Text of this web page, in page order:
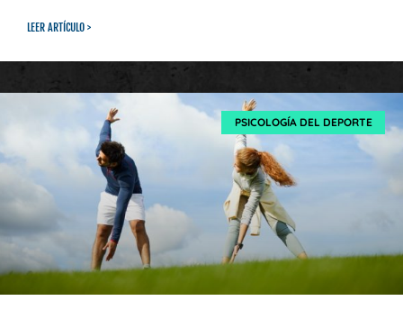
LEER ARTÍCULO >
PSICOLOGÍA DEL DEPORTE